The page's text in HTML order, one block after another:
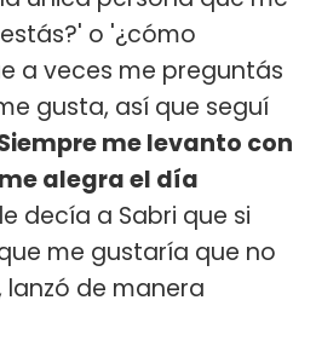
o '¿cómo
a veces me preguntás
gusta, así que seguí
me levanto con
alegra el día
decía a Sabri que si
me gustaría que no
lanzó de manera